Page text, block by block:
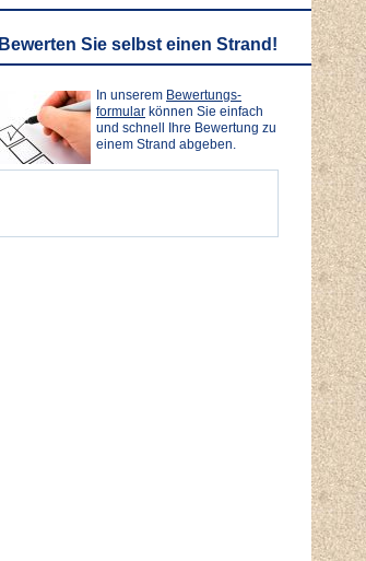
Bewerten Sie selbst einen Strand!
In unserem Bewertungs-
formular können Sie einfach
und schnell Ihre Bewertung zu
einem Strand abgeben.